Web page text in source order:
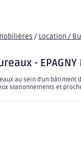
/ Location /
- EPAGNY
au sein d'un bâtiment
stationnements et